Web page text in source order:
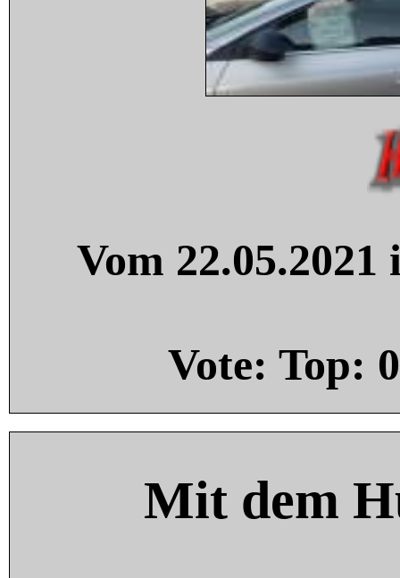
Vom
Vote: Top: 0
Mit dem